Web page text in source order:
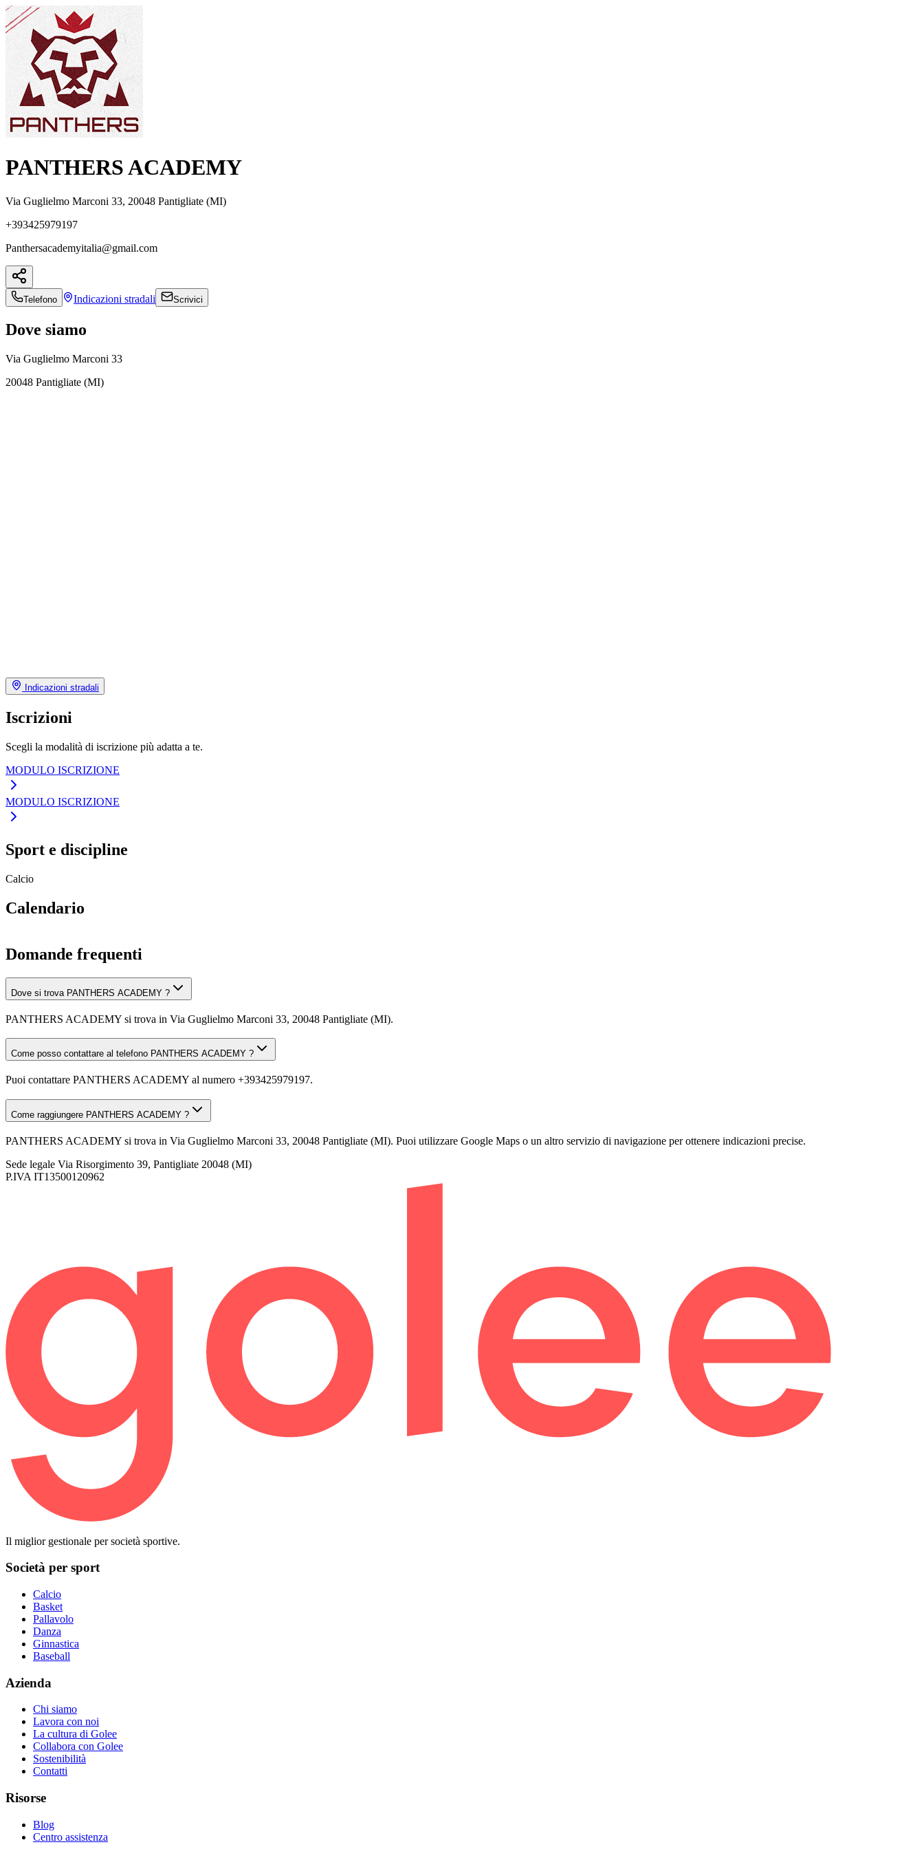
PANTHERS ACADEMY
Via Guglielmo Marconi 33, 20048 Pantigliate (MI)
+393425979197
Panthersacademyitalia@gmail.com
Telefono Indicazioni stradali Scrivici
Dove siamo
Via Guglielmo Marconi 33
20048 Pantigliate (MI)
Indicazioni stradali
Iscrizioni
Scegli la modalità di iscrizione più adatta a te.
MODULO ISCRIZIONE
MODULO ISCRIZIONE
Sport e discipline
Calcio
Calendario
Domande frequenti
Dove si trova PANTHERS ACADEMY ?
PANTHERS ACADEMY si trova in Via Guglielmo Marconi 33, 20048 Pantigliate (MI).
Come posso contattare al telefono PANTHERS ACADEMY ?
Puoi contattare PANTHERS ACADEMY al numero +393425979197.
Come raggiungere PANTHERS ACADEMY ?
PANTHERS ACADEMY si trova in Via Guglielmo Marconi 33, 20048 Pantigliate (MI). Puoi utilizzare Google Maps o un altro servizio di navigazione per ottenere indicazioni precise.
Sede legale Via Risorgimento 39, Pantigliate 20048 (MI)
P.IVA IT13500120962
Il miglior gestionale per società sportive.
Società per sport
Calcio
Basket
Pallavolo
Danza
Ginnastica
Baseball
Azienda
Chi siamo
Lavora con noi
La cultura di Golee
Collabora con Golee
Sostenibilità
Contatti
Risorse
Blog
Centro assistenza